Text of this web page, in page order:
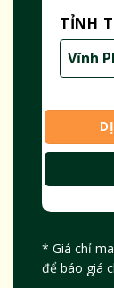
TỈNH
Vĩnh
* Giá chỉ
để báo giá